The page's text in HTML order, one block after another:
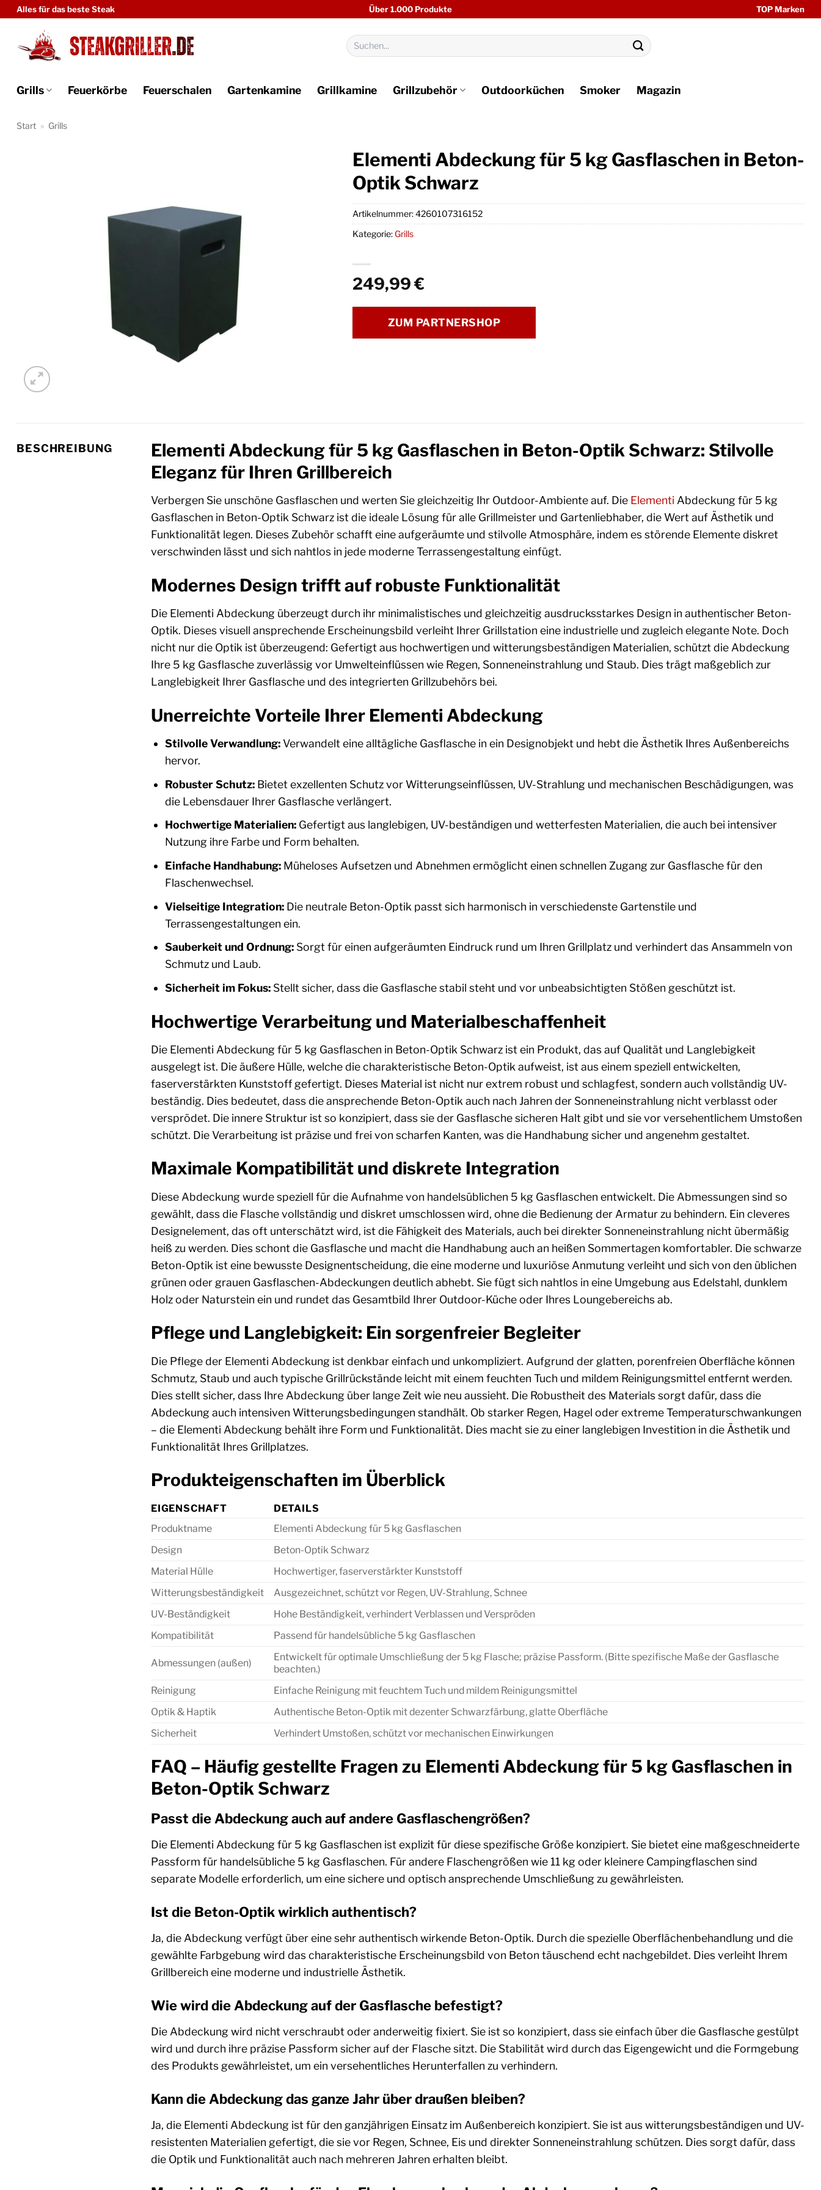
Zum
springen
Alles für das beste Steak Über 1.000 Produkte TOP Marken
Suchen
nach:
Grills Feuerkörbe Feuerschalen Gartenkamine Grillkamine Grillzubehör Outdoorküchen Smoker Magazin
Start » Grills
Elementi Abdeckung für 5 kg Gasflaschen in Beton-
Optik Schwarz
249,99€
ZUM PARTNERSHOP
Artikelnummer:4260107316152
Kategorie: Grills
BESCHREIBUNG
Elementi Abdeckung für 5 kg Gasflaschen in Beton-Optik Schwarz: Stilvolle
Eleganz für Ihren Grillbereich
Verbergen Sie unschöne Gasflaschen und werten Sie gleichzeitig Ihr Outdoor-Ambiente auf. Die Elementi Abdeckung für 5 kg
Gasflaschen in Beton-Optik Schwarz ist die ideale Lösung für alle Grillmeister und Gartenliebhaber, die Wert auf Ästhetik und
Funktionalität legen. Dieses Zubehör schafft eine aufgeräumte und stilvolle Atmosphäre, indem es störende Elemente diskret
verschwinden lässt und sich nahtlos in jede moderne Terrassengestaltung einfügt.
Modernes Design trifft auf robuste Funktionalität
Die Elementi Abdeckung überzeugt durch ihr minimalistisches und gleichzeitig ausdrucksstarkes Design in authentischer Beton-
Optik. Dieses visuell ansprechende Erscheinungsbild verleiht Ihrer Grillstation eine industrielle und zugleich elegante Note. Doch
nicht nur die Optik ist überzeugend: Gefertigt aus hochwertigen und witterungsbeständigen Materialien, schützt die Abdeckung
Ihre 5 kg Gasflasche zuverlässig vor Umwelteinflüssen wie Regen, Sonneneinstrahlung und Staub. Dies trägt maßgeblich zur
Langlebigkeit Ihrer Gasflasche und des integrierten Grillzubehörs bei.
Unerreichte Vorteile Ihrer Elementi Abdeckung
Stilvolle Verwandlung:Verwandelt eine alltägliche Gasflasche in ein Designobjekt und hebt die Ästhetik Ihres Außenbereichs
hervor.
Robuster Schutz:Bietet exzellenten Schutz vor Witterungseinflüssen, UV-Strahlung und mechanischen Beschädigungen, was
die Lebensdauer Ihrer Gasflasche verlängert.
Hochwertige Materialien:Gefertigt aus langlebigen, UV-beständigen und wetterfesten Materialien, die auch bei intensiver
Nutzung ihre Farbe und Form behalten.
Einfache Handhabung:Müheloses Aufsetzen und Abnehmen ermöglicht einen schnellen Zugang zur Gasflasche für den
Flaschenwechsel.
Vielseitige Integration:Die neutrale Beton-Optik passt sich harmonisch in verschiedenste Gartenstile und
Terrassengestaltungen ein.
Sauberkeit und Ordnung:Sorgt für einen aufgeräumten Eindruck rund um Ihren Grillplatz und verhindert das Ansammeln von
Schmutz und Laub.
Sicherheit im Fokus:Stellt sicher, dass die Gasflasche stabil steht und vor unbeabsichtigten Stößen geschützt ist.
Hochwertige Verarbeitung und Materialbeschaffenheit
Die Elementi Abdeckung für 5 kg Gasflaschen in Beton-Optik Schwarz ist ein Produkt, das auf Qualität und Langlebigkeit
ausgelegt ist. Die äußere Hülle, welche die charakteristische Beton-Optik aufweist, ist aus einem speziell entwickelten,
faserverstärkten Kunststoff gefertigt. Dieses Material ist nicht nur extrem robust und schlagfest, sondern auch vollständig UV-
beständig. Dies bedeutet, dass die ansprechende Beton-Optik auch nach Jahren der Sonneneinstrahlung nicht verblasst oder
versprödet. Die innere Struktur ist so konzipiert, dass sie der Gasflasche sicheren Halt gibt und sie vor versehentlichem Umstoßen
schützt. Die Verarbeitung ist präzise und frei von scharfen Kanten, was die Handhabung sicher und angenehm gestaltet.
Maximale Kompatibilität und diskrete Integration
Diese Abdeckung wurde speziell für die Aufnahme von handelsüblichen 5 kg Gasflaschen entwickelt. Die Abmessungen sind so
gewählt, dass die Flasche vollständig und diskret umschlossen wird, ohne die Bedienung der Armatur zu behindern. Ein cleveres
Designelement, das oft unterschätzt wird, ist die Fähigkeit des Materials, auch bei direkter Sonneneinstrahlung nicht übermäßig
heiß zu werden. Dies schont die Gasflasche und macht die Handhabung auch an heißen Sommertagen komfortabler. Die schwarze
Beton-Optik ist eine bewusste Designentscheidung, die eine moderne und luxuriöse Anmutung verleiht und sich von den üblichen
grünen oder grauen Gasflaschen-Abdeckungen deutlich abhebt. Sie fügt sich nahtlos in eine Umgebung aus Edelstahl, dunklem
Holz oder Naturstein ein und rundet das Gesamtbild Ihrer Outdoor-Küche oder Ihres Loungebereichs ab.
Pflege und Langlebigkeit: Ein sorgenfreier Begleiter
Die Pflege der Elementi Abdeckung ist denkbar einfach und unkompliziert. Aufgrund der glatten, porenfreien Oberfläche können
Schmutz, Staub und auch typische Grillrückstände leicht mit einem feuchten Tuch und mildem Reinigungsmittel entfernt werden.
Dies stellt sicher, dass Ihre Abdeckung über lange Zeit wie neu aussieht. Die Robustheit des Materials sorgt dafür, dass die
Abdeckung auch intensiven Witterungsbedingungen standhält. Ob starker Regen, Hagel oder extreme Temperaturschwankungen
– die Elementi Abdeckung behält ihre Form und Funktionalität. Dies macht sie zu einer langlebigen Investition in die Ästhetik und
Funktionalität Ihres Grillplatzes.
Produkteigenschaften im Überblick
EIGENSCHAFT
DETAILS
Produktname
Elementi Abdeckung für 5 kg Gasflaschen
Design
Beton-Optik Schwarz
Material Hülle
Hochwertiger, faserverstärkter Kunststoff
Witterungsbeständigkeit
Ausgezeichnet, schützt vor Regen, UV-Strahlung, Schnee
UV-Beständigkeit
Hohe Beständigkeit, verhindert Verblassen und Verspröden
Kompatibilität
Passend für handelsübliche 5 kg Gasflaschen
Abmessungen (außen)
Entwickelt für optimale Umschließung der 5 kg Flasche; präzise Passform. (Bitte spezifische Maße der Gasflasche
beachten.)
Reinigung
Einfache Reinigung mit feuchtem Tuch und mildem Reinigungsmittel
Optik & Haptik
Authentische Beton-Optik mit dezenter Schwarzfärbung, glatte Oberfläche
Sicherheit
Verhindert Umstoßen, schützt vor mechanischen Einwirkungen
FAQ – Häufig gestellte Fragen zu Elementi Abdeckung für 5 kg Gasflaschen in
Beton-Optik Schwarz
Passt die Abdeckung auch auf andere Gasflaschengrößen?
Die Elementi Abdeckung für 5 kg Gasflaschen ist explizit für diese spezifische Größe konzipiert. Sie bietet eine maßgeschneiderte
Passform für handelsübliche 5 kg Gasflaschen. Für andere Flaschengrößen wie 11 kg oder kleinere Campingflaschen sind
separate Modelle erforderlich, um eine sichere und optisch ansprechende Umschließung zu gewährleisten.
Ist die Beton-Optik wirklich authentisch?
Ja, die Abdeckung verfügt über eine sehr authentisch wirkende Beton-Optik. Durch die spezielle Oberflächenbehandlung und die
gewählte Farbgebung wird das charakteristische Erscheinungsbild von Beton täuschend echt nachgebildet. Dies verleiht Ihrem
Grillbereich eine moderne und industrielle Ästhetik.
Wie wird die Abdeckung auf der Gasflasche befestigt?
Die Abdeckung wird nicht verschraubt oder anderweitig fixiert. Sie ist so konzipiert, dass sie einfach über die Gasflasche gestülpt
wird und durch ihre präzise Passform sicher auf der Flasche sitzt. Die Stabilität wird durch das Eigengewicht und die Formgebung
des Produkts gewährleistet, um ein versehentliches Herunterfallen zu verhindern.
Kann die Abdeckung das ganze Jahr über draußen bleiben?
Ja, die Elementi Abdeckung ist für den ganzjährigen Einsatz im Außenbereich konzipiert. Sie ist aus witterungsbeständigen und UV-
resistenten Materialien gefertigt, die sie vor Regen, Schnee, Eis und direkter Sonneneinstrahlung schützen. Dies sorgt dafür, dass
die Optik und Funktionalität auch nach mehreren Jahren erhalten bleibt.